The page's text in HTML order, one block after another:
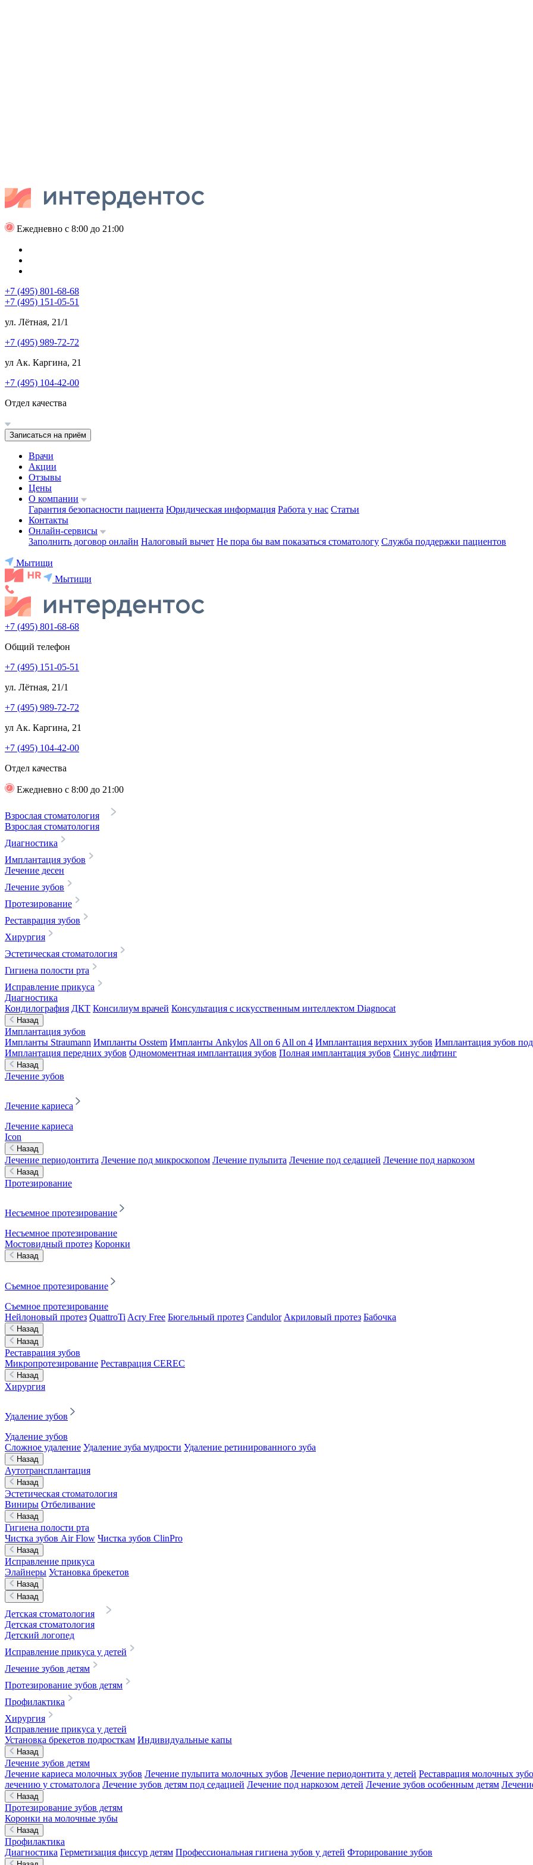
Ежедневно с 8:00 до 21:00
+7 (495) 801-68-68
+7 (495) 151-05-51
ул. Лётная, 21/1
+7 (495) 989-72-72
ул Ак. Каргина, 21
+7 (495) 104-42-00
Отдел качества
Записаться на приём
Врачи
Акции
Отзывы
Цены
О компании
Гарантия безопасности пациента Юридическая информация Работа у нас Статьи
Контакты
Онлайн-сервисы
Заполнить договор онлайн Налоговый вычет Не пора бы вам показаться стоматологу Служба поддержки пациентов
Мытищи
Мытищи
+7 (495) 801-68-68
Общий телефон
+7 (495) 151-05-51
ул. Лётная, 21/1
+7 (495) 989-72-72
ул Ак. Каргина, 21
+7 (495) 104-42-00
Отдел качества
Ежедневно с 8:00 до 21:00
Взрослая стоматология
Взрослая стоматология
Диагностика
Имплантация зубов
Лечение десен
Лечение зубов
Протезирование
Реставрация зубов
Хирургия
Эстетическая стоматология
Гигиена полости рта
Исправление прикуса
Диагностика
Кондилография ДКТ Консилиум врачей Консультация с искусственным интеллектом Diagnocat
Назад
Имплантация зубов
Импланты Straumann Импланты Osstem Импланты Ankylos All on 6 All on 4 Имплантация верхних зубов Имплантация зубов
Имплантация передних зубов Одномоментная имплантация зубов Полная имплантация зубов Синус лифтинг
Назад
Лечение зубов
Лечение кариеса
Лечение кариеса
Icon
Назад
Лечение периодонтита Лечение под микроскопом Лечение пульпита Лечение под седацией Лечение под наркозом
Назад
Протезирование
Несъемное протезирование
Несъемное протезирование
Мостовидный протез Коронки
Назад
Съемное протезирование
Съемное протезирование
Нейлоновый протез QuattroTi Acry Free Бюгельный протез Candulor Акриловый протез Бабочка
Назад
Назад
Реставрация зубов
Микропротезирование Реставрация CEREC
Назад
Хирургия
Удаление зубов
Удаление зубов
Сложное удаление Удаление зуба мудрости Удаление ретинированного зуба
Назад
Аутотрансплантация
Назад
Эстетическая стоматология
Виниры Отбеливание
Назад
Гигиена полости рта
Чистка зубов Air Flow Чистка зубов ClinPro
Назад
Исправление прикуса
Элайнеры Установка брекетов
Назад
Назад
Детская стоматология
Детская стоматология
Детский логопед
Исправление прикуса у детей
Лечение зубов детям
Протезирование зубов детям
Профилактика
Хирургия
Исправление прикуса у детей
Установка брекетов подросткам Индивидуальные капы
Назад
Лечение зубов детям
Лечение кариеса молочных зубов Лечение пульпита молочных зубов Лечение периодонтита у детей Реставрация молочных
лечению у стоматолога Лечение зубов детям под седацией Лечение под наркозом детей Лечение зубов особенным детям
Назад
Протезирование зубов детям
Коронки на молочные зубы
Назад
Профилактика
Диагностика Герметизация фиссур детям Профессиональная гигиена зубов у детей Фторирование зубов